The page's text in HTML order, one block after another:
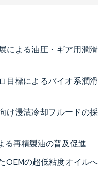
による油圧・ギア用潤滑
目標によるバイオ系潤滑
け浸漬冷却フルードの採
る再精製油の普及促進
OEMの超低粘度オイルへ